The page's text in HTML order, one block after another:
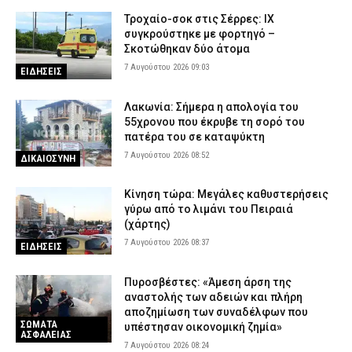
ΕΙΔΗΣΕΙΣ
Τροχαίο-σοκ στις Σέρρες: ΙΧ
συγκρούστηκε με φορτηγό –
Σκοτώθηκαν δύο άτομα
7 Αυγούστου 2026 09:03
ΔΙΚΑΙΟΣΥΝΗ
Λακωνία: Σήμερα η απολογία του
55χρονου που έκρυβε τη σορό του
πατέρα του σε καταψύκτη
7 Αυγούστου 2026 08:52
ΕΙΔΗΣΕΙΣ
Κίνηση τώρα: Μεγάλες καθυστερήσεις
γύρω από το λιμάνι του Πειραιά
(χάρτης)
7 Αυγούστου 2026 08:37
ΣΩΜΑΤΑ
ΑΣΦΑΛΕΙΑΣ
Πυροσβέστες: «Άμεση άρση της
αναστολής των αδειών και πλήρη
αποζημίωση των συναδέλφων που
υπέστησαν οικονομική ζημία»
7 Αυγούστου 2026 08:24